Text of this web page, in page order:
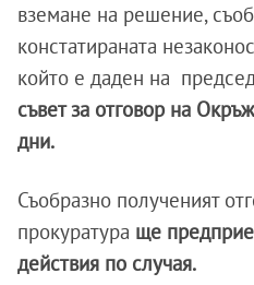
вземане на решение,
констатираната
който е даден на
съвет за отговор на
дни.
Съобразно полученият
прокуратура ще
действия по случая.